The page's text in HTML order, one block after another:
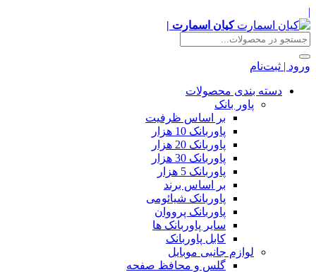
|
کیان اسمارت |
ورود | ثبت‌نام
دسته بندی محصولات
پاور بانک
بر اساس ظرفیت
پاوربانک 10 هزار
پاوربانک 20 هزار
پاوربانک 30 هزار
پاوربانک 5 هزار
بر اساس برند
پاوربانک شیائومی
پاوربانک پرووان
سایر پاوربانک ها
کابل پاوربانک
لوازم جانبی موبایل
گلس و محافظ صفحه